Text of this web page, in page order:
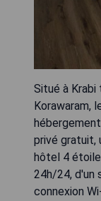
Situé à Krabi
Korawaram,
privé gratuit,
hôtel 4
24h/24, d'un
connexion